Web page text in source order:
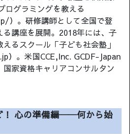
ログラミングを教える
）。研修講師として全国で登
講座を展開。2018年には、子
るスクール「子ども社会塾」
。米国CCE,Inc. GCDF-Japan
家資格キャリアコンサルタン
心の準備編──何から始